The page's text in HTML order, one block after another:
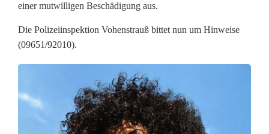
r
m
u
w
einer mutwilligen Beschädigung aus.
Die Polizeiinspektion Vohenstrauß bittet nun um Hinweise
(09651/92010).